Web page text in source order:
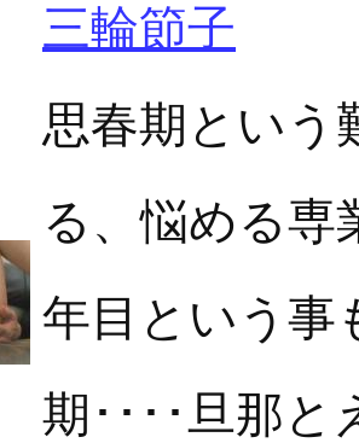
三輪節子
思春期という
る、悩める専
年目という事
期････旦那